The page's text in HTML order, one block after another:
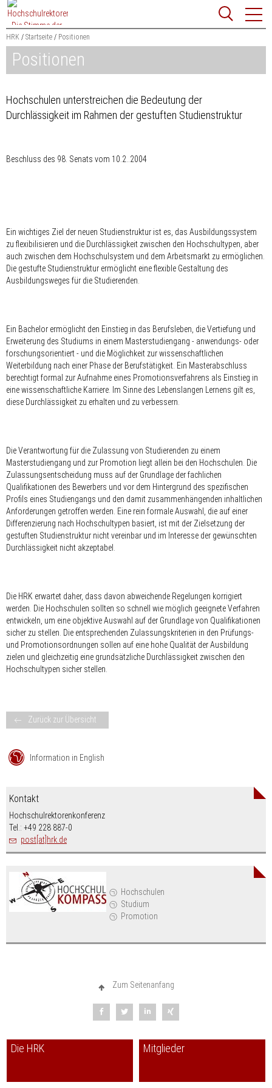
Zum
Content
springen
Suchbegriff
Suchen
HRK Startseite Positionen
Positionen
Hochschulen unterstreichen die Bedeutung der
Durchlässigkeit im Rahmen der gestuften Studienstruktur
Beschluss des 98. Senats vom 10.2..2004
Ein wichtiges Ziel der neuen Studienstruktur ist es, das Ausbildungssystem
zu flexibilisieren und die Durchlässigkeit zwischen den Hochschultypen, aber
auch zwischen dem Hochschulsystem und dem Arbeitsmarkt zu ermöglichen.
Die gestufte Studienstruktur ermöglicht eine flexible Gestaltung des
Ausbildungsweges für die Studierenden.
Ein Bachelor ermöglicht den Einstieg in das Berufsleben, die Vertiefung und
Erweiterung des Studiums in einem Masterstudiengang - anwendungs- oder
forschungsorientiert - und die Möglichkeit zur wissenschaftlichen
Weiterbildung nach einer Phase der Berufstätigkeit. Ein Masterabschluss
berechtigt formal zur Aufnahme eines Promotionsverfahrens als Einstieg in
eine wissenschaftliche Karriere. Im Sinne des Lebenslangen Lernens gilt es,
diese Durchlässigkeit zu erhalten und zu verbessern.
Die Verantwortung für die Zulassung von Studierenden zu einem
Masterstudiengang und zur Promotion liegt allein bei den Hochschulen. Die
Zulassungsentscheidung muss auf der Grundlage der fachlichen
Qualifikationen des Bewerbers und vor dem Hintergrund des spezifischen
Profils eines Studiengangs und den damit zusammenhängenden inhaltlichen
Anforderungen getroffen werden. Eine rein formale Auswahl, die auf einer
Differenzierung nach Hochschultypen basiert, ist mit der Zielsetzung der
gestuften Studienstruktur nicht vereinbar und im Interesse der gewünschten
Durchlässigkeit nicht akzeptabel.
Die HRK erwartet daher, dass davon abweichende Regelungen korrigiert
werden. Die Hochschulen sollten so schnell wie möglich geeignete Verfahren
entwickeln, um eine objektive Auswahl auf der Grundlage von Qualifikationen
sicher zu stellen. Die entsprechenden Zulassungskriterien in den Prüfungs-
und Promotionsordnungen sollen auf eine hohe Qualität der Ausbildung
zielen und gleichzeitig eine grundsätzliche Durchlässigkeit zwischen den
Hochschultypen sicher stellen.
Zurück zur Übersicht
Hochschulen
Studium
Promotion
Information in English
Kontakt
Hochschulrektorenkonferenz
Tel.: +49 228 887-0
post[at]hrk.de
Zum Seitenanfang
Die HRK Mitglieder